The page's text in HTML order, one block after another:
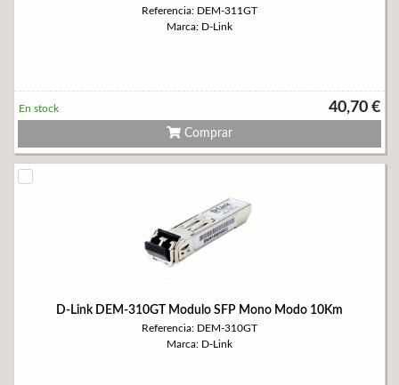
Referencia: DEM-311GT
Marca: D-Link
40,70 €
En stock
Comprar
D-Link DEM-310GT Modulo SFP Mono Modo 10Km
Referencia: DEM-310GT
Marca: D-Link